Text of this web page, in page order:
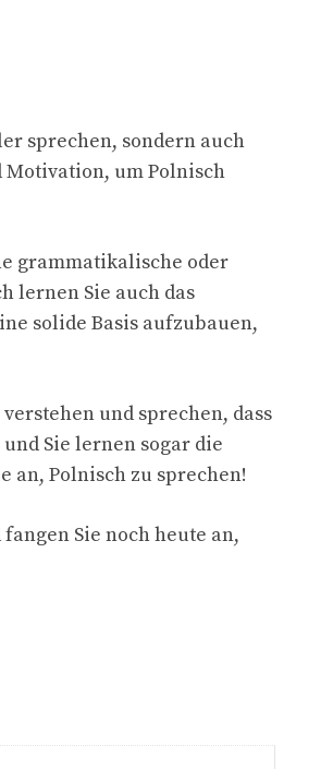
sprechen, sondern auch
um Polnisch
grammatikalische oder
lernen Sie auch das
solide Basis aufzubauen,
und sprechen, dass
Sie lernen sogar die
an, Polnisch zu sprechen!
Sie noch heute an,